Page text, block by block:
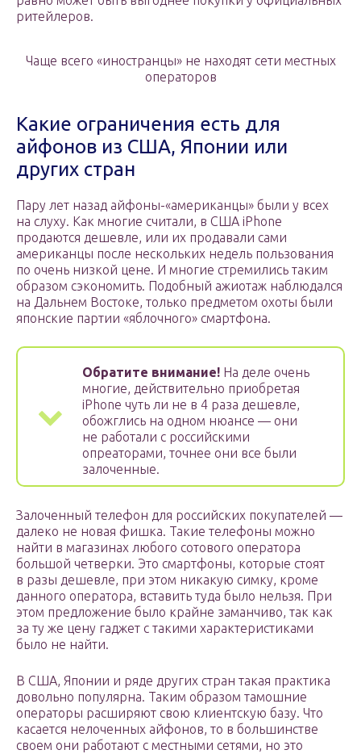
ритейлеров.
Чаще всего «иностранцы» не находят сети местных
операторов
Какие ограничения есть для
айфонов из США, Японии или
других стран
Пару лет назад айфоны-«американцы» были у всех
на слуху. Как многие считали, в США iPhone
продаются дешевле, или их продавали сами
американцы после нескольких недель пользования
по очень низкой цене. И многие стремились таким
образом сэкономить. Подобный ажиотаж наблюдался
на Дальнем Востоке, только предметом охоты были
японские партии «яблочного» смартфона.
Обратите внимание! На деле очень
многие, действительно приобретая
iPhone чуть ли не в 4 раза дешевле,
обожглись на одном нюансе — они
не работали с российскими
опреаторами, точнее они все были
залоченные.
Залоченный телефон для российских покупателей —
далеко не новая фишка. Такие телефоны можно
найти в магазинах любого сотового оператора
большой четверки. Это смартфоны, которые стоят
в разы дешевле, при этом никакую симку, кроме
данного оператора, вставить туда было нельзя. При
этом предложение было крайне заманчиво, так как
за ту же цену гаджет с такими характеристиками
было не найти.
В США, Японии и ряде других стран такая практика
довольно популярна. Таким образом тамошние
операторы расширяют свою клиентскую базу. Что
касается нелоченных айфонов, то в большинстве
своем они работают с местными сетями, но это